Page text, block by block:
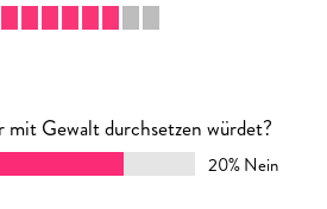
mit Gewalt durchsetzen würdet?
20% Nein